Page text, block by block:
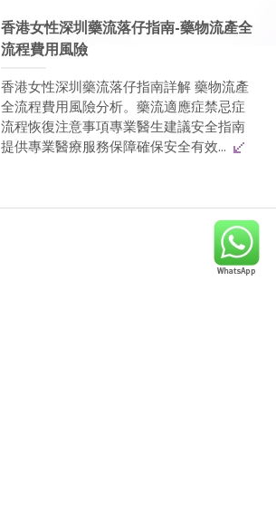
香港女性深圳藥流落仔指南-藥物流產全
流程費用風險
香港女性深圳藥流落仔指南詳解 藥物流產
全流程費用風險分析。藥流適應症禁忌症
流程恢復注意事項專業醫生建議安全指南
提供專業醫療服務保障確保安全有效...